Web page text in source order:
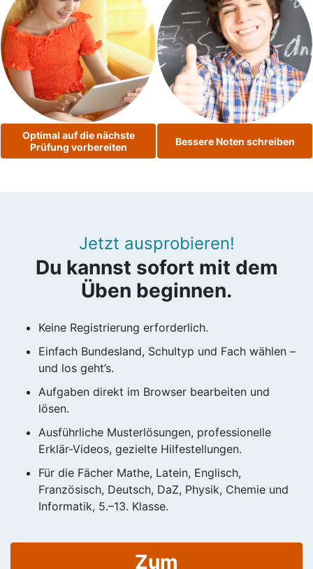
Optimal auf die nächste
Prüfung vorbereiten
Bessere Noten schreiben
Jetzt ausprobieren!
Du kannst sofort mit dem
Üben beginnen.
Keine Registrierung erforderlich.
Einfach Bundesland, Schultyp und Fach wählen –
und los geht’s.
Aufgaben direkt im Browser bearbeiten und
lösen.
Ausführliche Musterlösungen, professionelle
Erklär-Videos, gezielte Hilfestellungen.
Für die Fächer Mathe, Latein, Englisch,
Französisch, Deutsch, DaZ, Physik, Chemie und
Informatik, 5.–13. Klasse.
Zum